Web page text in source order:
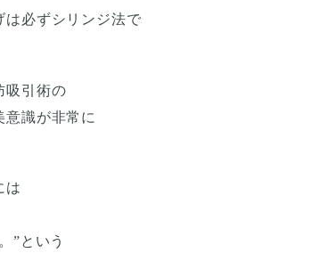
は必ずシリンジ法で
吸引術の
意識が非常に
は
”という